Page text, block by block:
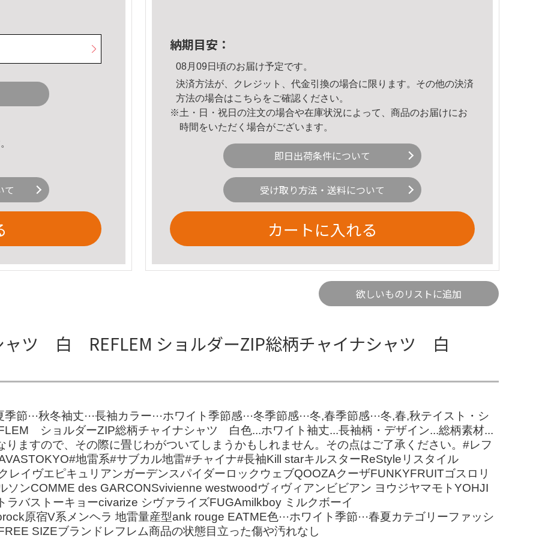
て
納期目安：
08月09日頃のお届け予定です。
決済方法が、クレジット、代金引換の場合に限ります。その他の決済
方法の場合はこちら をご確認ください。
※土・日・祝日の注文の場合や在庫状況によって、商品のお届けにお
時間をいただく場合がございます。
即日出荷条件について
受け取り方法・送料について
カートに入れる
欲しいものリストに追加
ャツ 白 REFLEM ショルダーZIP総柄チャイナシャツ 白
節···秋冬袖丈···長袖カラー···ホワイト季節感···冬季節感···冬,春季節感···冬,春,秋テイスト・シ
ショルダーZIP総柄チャイナシャツ 白色...ホワイト袖丈...長袖柄・デザイン...総柄素材...
ますので、その際に畳じわがついてしまうかもしれません。その点はご了承ください。#レフ
地雷系#サブカル地雷#チャイナ#長袖Kill starキルスターReStyleリスタイル
イヴエピキュリアンガーデンスパイダーロックウェブQOOZAクーザFUNKYFRUITゴスロリ
ソンCOMME des GARCONSvivienne westwoodヴィヴィアンビビアン ヨウジヤマモトYOHJI
バストーキョーcivarize シヴァライズFUGAmilkboy ミルクボーイ
原宿V系メンヘラ 地雷量産型ank rouge EATME色···ホワイト季節···春夏カテゴリーファッシ
SIZEブランドレフレム商品の状態目立った傷や汚れなし